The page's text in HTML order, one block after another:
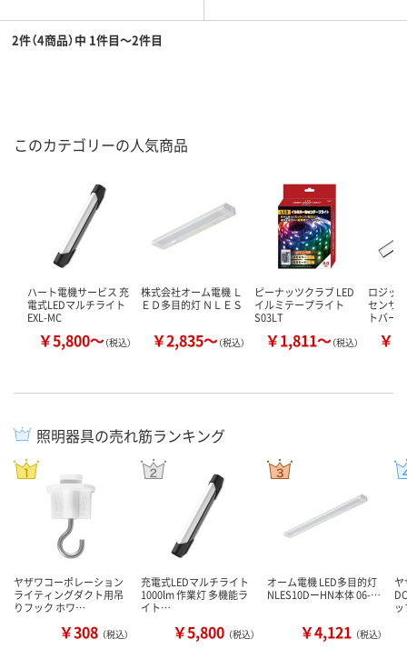
2件（4商品）中 1件目～2件目
このカテゴリーの人気商品
ハート電機サービス 充
電式LEDマルチライト
EXL-MC
￥5,800～（税込）
株式会社オーム電機 Ｌ
ＥＤ多目的灯 ＮＬＥＳ
￥2,835～（税込）
ピーナッツクラブ LED
イルミテープライト
S03LT
￥1,811～（税込）
ロジッ
センサ
トバー
￥
照明器具の売れ筋ランキング
ヤザワコーポレーション
ライティングダクト用吊
りフック ホワ…
￥308 （税込）
充電式LEDマルチライト
1000lm 作業灯 多機能ラ
イト…
￥5,800 （税込）
オーム電機 LED多目的灯
NLES10DーHN本体 06-…
￥4,121 （税込）
ヤ